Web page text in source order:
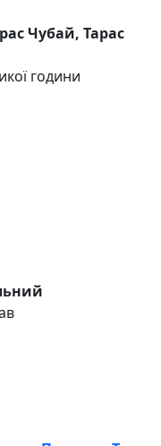
Чубай, Тарас
години